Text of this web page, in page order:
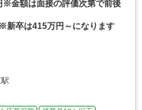
※金額は面接の評価次第で前後
新卒は415万円～になります